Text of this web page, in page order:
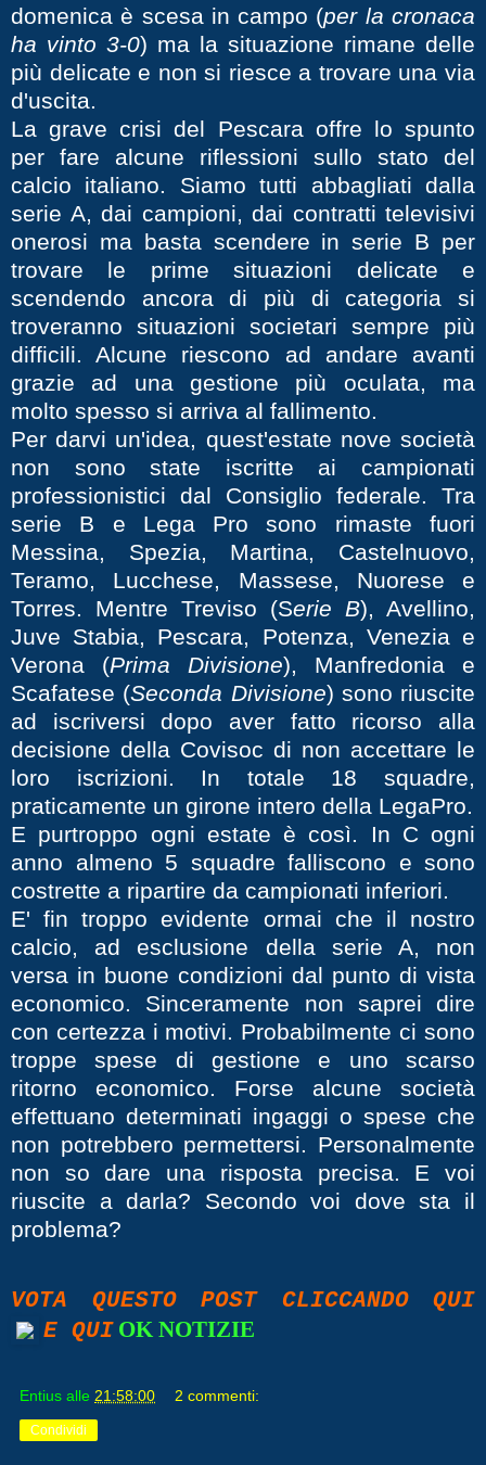
domenica è scesa in campo (per la cronaca
ha vinto 3-0) ma la situazione rimane delle
più delicate e non si riesce a trovare una via
d'uscita.
La grave crisi del Pescara offre lo spunto
per fare alcune riflessioni sullo stato del
calcio italiano. Siamo tutti abbagliati dalla
serie A, dai campioni, dai contratti televisivi
onerosi ma basta scendere in serie B per
trovare le prime situazioni delicate e
scendendo ancora di più di categoria si
troveranno situazioni societari sempre più
difficili. Alcune riescono ad andare avanti
grazie ad una gestione più oculata, ma
molto spesso si arriva al fallimento.
Per darvi un'idea, quest'estate nove società
non sono state iscritte ai campionati
professionistici dal Consiglio federale. Tra
serie B e Lega Pro sono rimaste fuori
Messina, Spezia, Martina, Castelnuovo,
Teramo, Lucchese, Massese, Nuorese e
Torres. Mentre Treviso (Serie B), Avellino,
Juve Stabia, Pescara, Potenza, Venezia e
Verona (Prima Divisione), Manfredonia e
Scafatese (Seconda Divisione) sono riuscite
ad iscriversi dopo aver fatto ricorso alla
decisione della Covisoc di non accettare le
loro iscrizioni. In totale 18 squadre,
praticamente un girone intero della LegaPro.
E purtroppo ogni estate è così. In C ogni
anno almeno 5 squadre falliscono e sono
costrette a ripartire da campionati inferiori.
E' fin troppo evidente ormai che il nostro
calcio, ad esclusione della serie A, non
versa in buone condizioni dal punto di vista
economico. Sinceramente non saprei dire
con certezza i motivi. Probabilmente ci sono
troppe spese di gestione e uno scarso
ritorno economico. Forse alcune società
effettuano determinati ingaggi o spese che
non potrebbero permettersi. Personalmente
non so dare una risposta precisa. E voi
riuscite a darla? Secondo voi dove sta il
problema?
VOTA QUESTO POST CLICCANDO QUI
E QUI OK NOTIZIE
Entius alle 21:58:00 2 commenti:
Condividi